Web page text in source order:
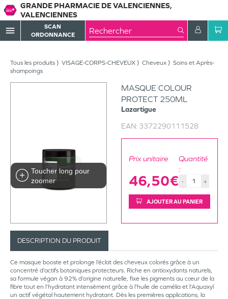
GRANDE PHARMACIE DE VALENCIENNES,
VALENCIENNES
menu
SCAN
ORDONNANCE
Tous les produits VISAGE-CORPS-CHEVEUX Cheveux
Soins et Après-
shampoings
Toucher long pour
zoomer
MASQUE COLOUR
PROTECT 250ML
Lazartigue
EAN: 3372290111528
Prix unitaire
46,50€
Quantité
:
- +
AJOUTER AU PANIER
DESCRIPTION DU PRODUIT
Ce masque booste et prolonge l’éclat des cheveux colorés grâce à un
concentré d’actifs botaniques protecteurs. Riche en antioxydants naturels,
sa formule végan à 92% d’origine naturelle, fixe les pigments au cœur de la
fibre tout en l’hydratant intensément grâce à l’huile de camélia et l’Aquaxyl
un actif végétal hautement hydratant. Dès les premières applications, la